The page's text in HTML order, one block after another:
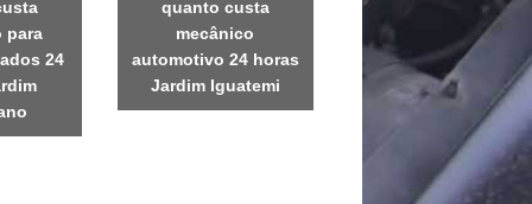
para
24
quanto custa
mecânico
automotivo 24 horas
Jardim Iguatemi